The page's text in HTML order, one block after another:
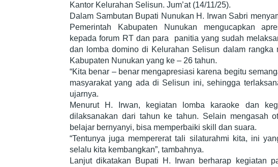
Kantor Kelurahan Selisun. Jum’at (14/11/25).
Dalam Sambutan Bupati Nunukan H. Irwan Sabri
Pemerintah Kabupaten Nunukan mengucapkan
kepada forum RT dan para panitia yang sudah
dan lomba domino di Kelurahan Selisun dalam rangka
Kabupaten Nunukan yang ke – 26 tahun.
“Kita benar – benar mengapresiasi karena begitu
masyarakat yang ada di Selisun ini, sehingga
ujarnya.
Menurut H. Irwan, kegiatan lomba karaoke dan
dilaksanakan dari tahun ke tahun. Selain mengasah
belajar bernyanyi, bisa memperbaiki skill dan suara.
“Tentunya juga mempererat tali silaturahmi kita, ini
selalu kita kembangkan”, tambahnya.
Lanjut dikatakan Bupati H. Irwan berharap kegiatan